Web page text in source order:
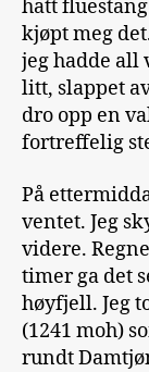
hatt
kjøpt meg
jeg hadde all
litt, slappet
dro opp en
fortreffelig
På
ventet. Jeg
videre.
timer ga det
høyfjell. Jeg
(1241 moh)
rundt